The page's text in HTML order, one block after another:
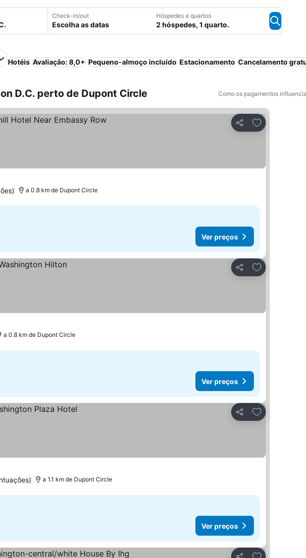
Check-in/out
Escolha as datas
Hóspedes e quartos
2 hóspedes, 1 quarto.
Hotéis Avaliação: 8,0+ Pequeno-almoço incluído Estacionamento Cancelamento
D.C. perto de Dupont Circle Como os pagamentos
Partilhar
Adicionar aos
a 0.8 km de Dupont Circle
Ver preços
Partilhar
Adicionar aos
a 0.8 km de Dupont Circle
Ver preços
Partilhar
Adicionar aos
a 1.1 km de Dupont Circle
Ver preços
Adicionar aos